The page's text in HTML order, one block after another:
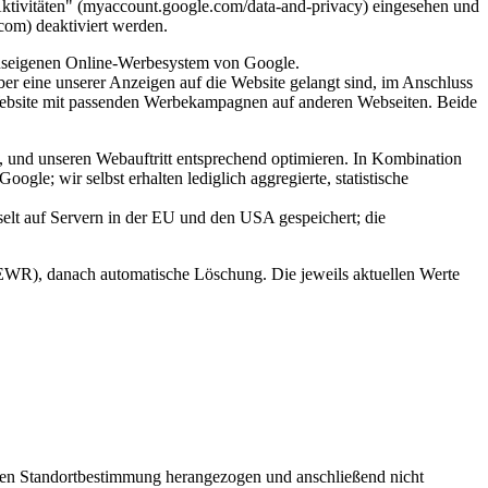
(myaccount.google.com/data-and-privacy) eingesehen und
deaktiviert werden.
Online-Werbesystem von Google.
eine unserer Anzeigen auf die Website gelangt sind, im Anschluss
mit passenden Werbekampagnen auf anderen Webseiten. Beide
unseren Webauftritt entsprechend optimieren. In Kombination
wir selbst erhalten lediglich aggregierte, statistische
auf Servern in der EU und den USA gespeichert; die
danach automatische Löschung. Die jeweils aktuellen Werte
Standortbestimmung herangezogen und anschließend nicht